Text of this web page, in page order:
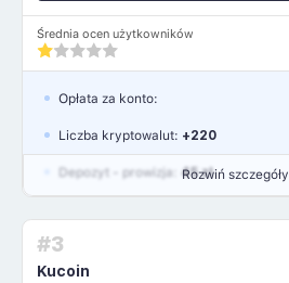
Średnia ocen użytkowników
Rozwiń szczegóły
Opłata za konto:
Liczba kryptowalut: +220
Depozyt - prowizja: 45 zł
Język polski: NIE
#3
Kucoin